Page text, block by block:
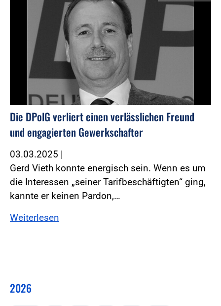
Die DPolG verliert einen verlässlichen Freund
und engagierten Gewerkschafter
03.03.2025 |
Gerd Vieth konnte energisch sein. Wenn es um
die Interessen „seiner Tarifbeschäftigten“ ging,
kannte er keinen Pardon,…
Weiterlesen
2026